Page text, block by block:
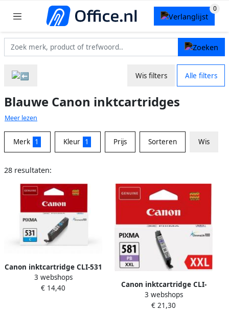
Wis filters Alle filters
Blauwe Canon inktcartridges
Meer lezen
Merk 1 Kleur 1 Prijs Sorteren Wis
28 resultaten:
Canon inktcartridge CLI-531
515 pagina&apos;s OEM
6119C001 cyaan
3 webshops
€ 14,40
Canon inktcartridge CLI-
581PB XXL 795 foto&apos;s
OEM 1999C001 photo blue
3 webshops
€ 21,30